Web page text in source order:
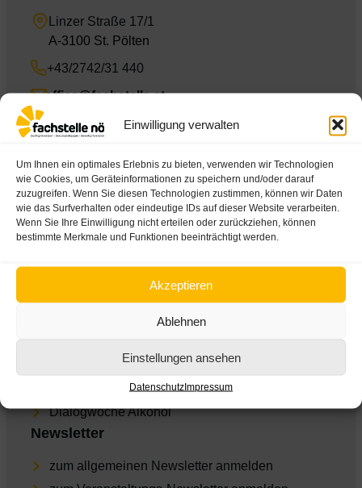
Einwilligung verwalten
Um Ihnen ein optimales Erlebnis zu bieten, verwenden wir Technologien
wie Cookies, um Geräteinformationen zu speichern und/oder darauf
zuzugreifen. Wenn Sie diesen Technologien zustimmen, können wir Daten
wie das Surfverhalten oder eindeutige IDs auf dieser Website verarbeiten.
Wenn Sie Ihre Einwilligung nicht erteilen oder zurückziehen, können
bestimmte Merkmale und Funktionen beeinträchtigt werden.
Akzeptieren
Ablehnen
Einstellungen ansehen
DatenschutzImpressum
Linzer Straße 17/1
A-3100 St. Pölten
+43/2742/31 440
office@fachstelle.at
Die Fachstelle NÖ
Team der Fachstelle
Presse
AGBs
Daten­schutz
Cookie-Einstellungen
ARGE Suchtvorbeugung
Dia­log­wo­che Alkohol
Newsletter
zum allgemeinen Newsletter anmelden